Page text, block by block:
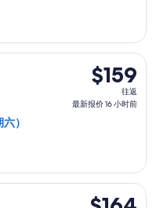
7
时
$159
往
返,
价
$159
往返
最新报价 16 小时前
）
星期二）从圣何塞前往
$164
星期二）从圣何塞前往